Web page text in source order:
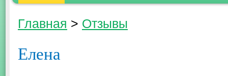
Главная > Отзывы
Елена